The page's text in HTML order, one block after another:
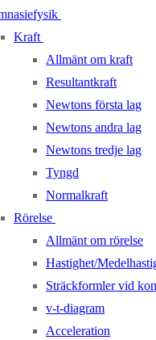
Kraft
Allmänt om kraft
Resultantkraft
Newtons första lag
Newtons andra lag
Newtons tredje lag
Tyngd
Normalkraft
Rörelse
Allmänt om rörelse
Hastighet/
Sträckformler vid
v-t-diagram
Acceleration